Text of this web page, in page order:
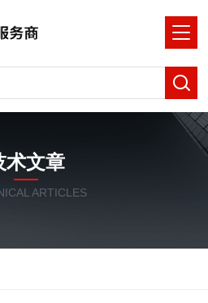
术文章
ARTICLES